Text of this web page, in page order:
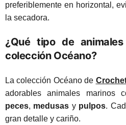
preferiblemente en horizontal,
la secadora.
¿Qué tipo de
colección Océano?
La colección Océano de
adorables animales marinos
peces, medusas y pulpos.
gran detalle y cariño.